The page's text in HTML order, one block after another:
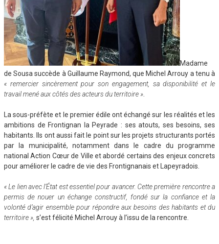
Madame
de Sousa succède à Guillaume Raymond, que Michel Arrouy a tenu à
« remercier sincèrement pour son engagement, sa disponibilité et le
travail mené aux côtés des acteurs du territoire »
La sous-préfète et le premier édile ont échangé sur les réalités et les
ambitions de Frontignan la Peyrade : ses atouts, ses besoins, ses
habitants. Ils ont aussi fait le point sur les projets structurants portés
par la municipalité, notamment dans le cadre du programme
national Action Cœur de Ville et abordé certains des enjeux concrets
pour améliorer le cadre de vie des Frontignanais et Lapeyradois.
« Le lien avec l’État est essentiel pour avancer. Cette première rencontre a
permis de nouer un échange constructif, fondé sur la confiance et la
volonté d’agir ensemble pour répondre aux besoins des habitants et du
territoire », s’est félicité Michel Arrouy à l’issu de la rencontre.